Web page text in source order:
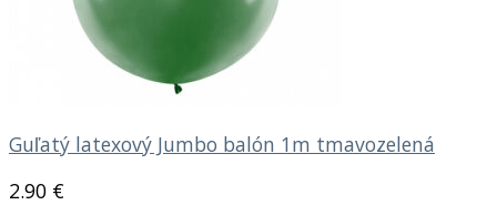
Guľatý latexový Jumbo balón 1m tmavozelená
2.90 €